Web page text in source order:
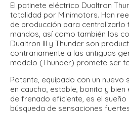
El patinete eléctrico Dualtron
totalidad por Minimotors. Han
de producción para
mandos, así como también los
Dualtron III y Thunder son
contrariamente a las antiguas
modelo (Thunder) promete ser
Potente, equipado con un nuevo
en caucho, estable, bonito y
de frenado eficiente, es el
búsqueda de sensaciones